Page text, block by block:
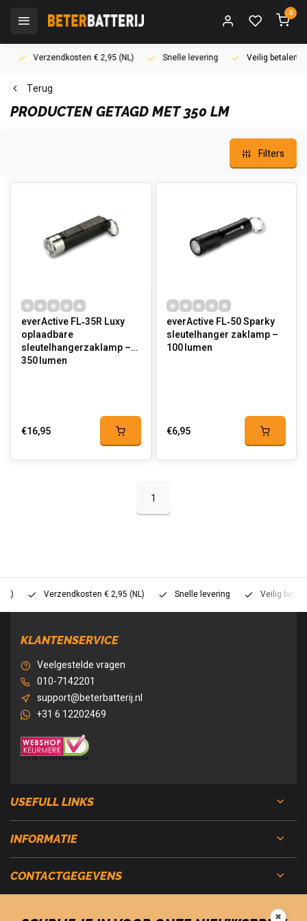
0
Verzendkosten € 2,95 (NL) Snelle levering Veilig betalen
Terug
PRODUCTEN GETAGD MET 350 LM
Filters
everActive FL‑35R Luxy
oplaadbare
sleutelhangerzaklamp –
350 lumen
€16,95
everActive FL‑50 Sparky
sleutelhanger zaklamp –
100 lumen
€6,95
1
Verzendkosten € 2,95 (NL) Snelle levering Veilig betalen
KLANTENSERVICE
Veelgestelde vragen
010-7142201
support@beterbatterij.nl
+31 6 12202469
USEFULL LINKS
INFORMATIE
CONTACTGEGEVENS
✖